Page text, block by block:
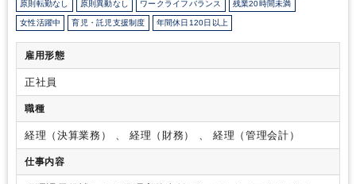
ございます。
原則転勤なし 原則異動なし ワークライフバランス 残業20時間未満
女性活躍中 育児・託児支援制度 年間休日120日以上
雇用形態
正社員
職種
経理（決算業務） 、 経理（財務） 、 経理（管理会計）
仕事内容